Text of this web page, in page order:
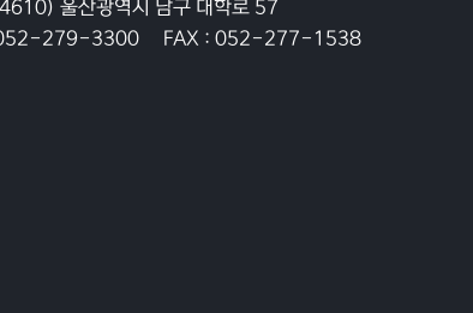
울산광역시 남구 대학로 57
279-3300 FAX :052-277-1538